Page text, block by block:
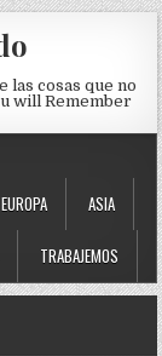
las cosas que no
will Remember
EUROPA ASIA
TRABAJEMOS